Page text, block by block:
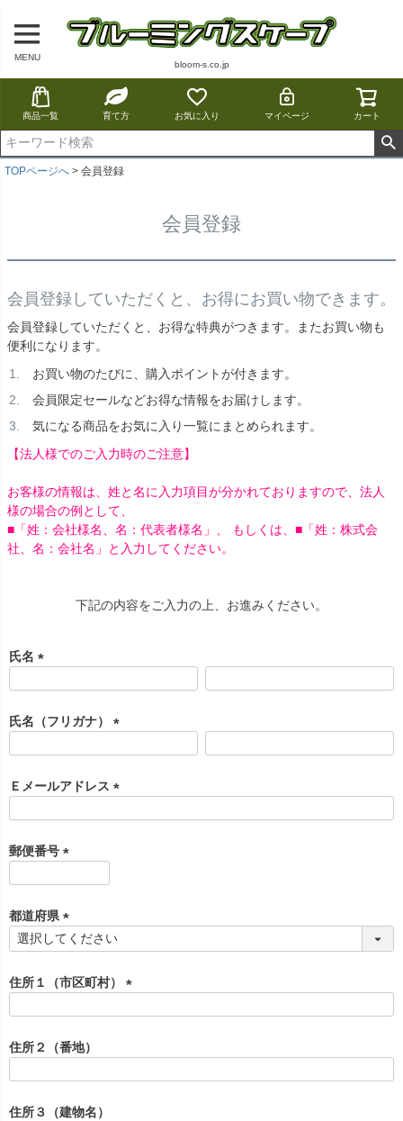
MENU
bloom-s.co.jp
商品一覧 育て方 お気に入り マイページ カート
TOPページへ 会員登録
会員登録
会員登録していただくと、お得にお買い物できます。
会員登録していただくと、お得な特典がつきます。またお買い物も
便利になります。
お買い物のたびに、購入ポイントが付きます。
会員限定セールなどお得な情報をお届けします。
気になる商品をお気に入り一覧にまとめられます。
【法人様でのご入力時のご注意】
お客様の情報は、姓と名に入力項目が分かれておりますので、法人
様の場合の例として、
■「姓：会社様名、名：代表者様名」、 もしくは、■「姓：株式会
社、名：会社名」と入力してください。
下記の内容をご入力の上、お進みください。
氏名
須
)
氏名（フリガナ）
須
)
Ｅメールアドレス
郵便番号
須
)
都道府県
(
須
)
住所１（市区町村）
)
住所２（番地）
住所３（建物名）